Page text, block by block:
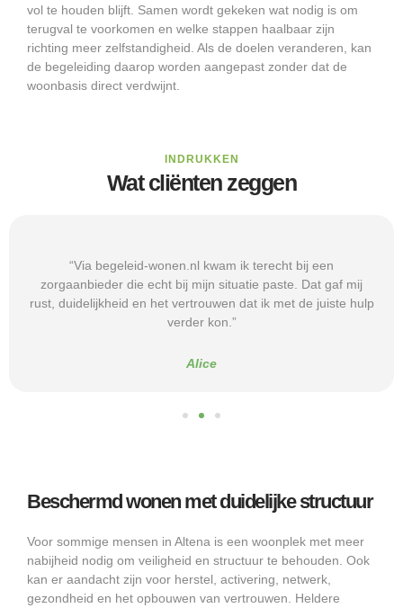
vol te houden blijft. Samen wordt gekeken wat nodig is om
terugval te voorkomen en welke stappen haalbaar zijn
richting meer zelfstandigheid. Als de doelen veranderen, kan
de begeleiding daarop worden aangepast zonder dat de
woonbasis direct verdwijnt.
INDRUKKEN
Wat cliënten zeggen
“Via begeleid-wonen.nl kwam ik terecht bij een
zorgaanbieder die echt bij mijn situatie paste. Dat gaf mij
rust, duidelijkheid en het vertrouwen dat ik met de juiste hulp
verder kon.”
Alice
Beschermd wonen met duidelijke structuur
Voor sommige mensen in Altena is een woonplek met meer
nabijheid nodig om veiligheid en structuur te behouden. Ook
kan er aandacht zijn voor herstel, activering, netwerk,
gezondheid en het opbouwen van vertrouwen. Heldere